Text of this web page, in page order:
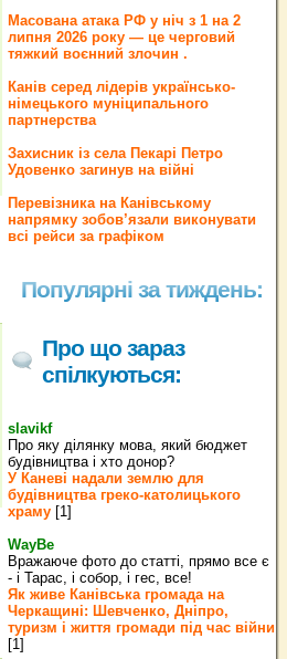
Масована атака РФ у ніч з 1 на 2
липня 2026 року — це черговий
тяжкий воєнний злочин .
Канів серед лідерів українсько-
німецького муніципального
партнерства
Захисник із села Пекарі Петро
Удовенко загинув на війні
Перевізника на Канівському
напрямку зобов’язали виконувати
всі рейси за графіком
Популярні за тиждень:
Про що зараз
спілкуються:
slavikf
Про яку ділянку мова, який бюджет
будівництва і хто донор?
У Каневі надали землю для
будівництва греко‐католицького
храму [1]
WayBe
Вражаюче фото до статті, прямо все є
- і Тарас, і собор, і гес, все!
Як живе Канівська громада на
Черкащині: Шевченко, Дніпро,
туризм і життя громади під час війни
[1]